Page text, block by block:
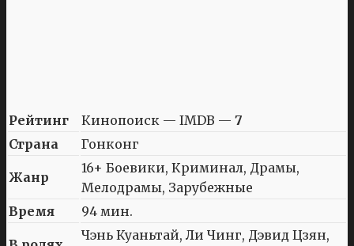
Рейтинг Кинопоиск — IMDB — 7
Страна
Гонконг
Жанр
16+ Боевики, Криминал, Драмы,
Мелодрамы, Зарубежные
Время
94 мин.
Чэнь Куаньтай, Ли Чинг, Дэвид Цзян,